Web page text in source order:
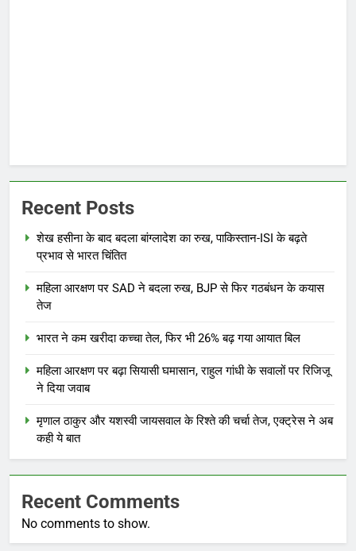
Recent Posts
शेख हसीना के बाद बदला बांग्लादेश का रुख, पाकिस्तान-ISI के बढ़ते
प्रभाव से भारत चिंतित
महिला आरक्षण पर SAD ने बदला रुख, BJP से फिर गठबंधन के कयास
तेज
भारत ने कम खरीदा कच्चा तेल, फिर भी 26% बढ़ गया आयात बिल
महिला आरक्षण पर बढ़ा सियासी घमासान, राहुल गांधी के सवालों पर रिजिजू
ने दिया जवाब
मृणाल ठाकुर और यशस्वी जायसवाल के रिश्ते की चर्चा तेज, एक्ट्रेस ने अब
कही ये बात
Recent Comments
No comments to show.